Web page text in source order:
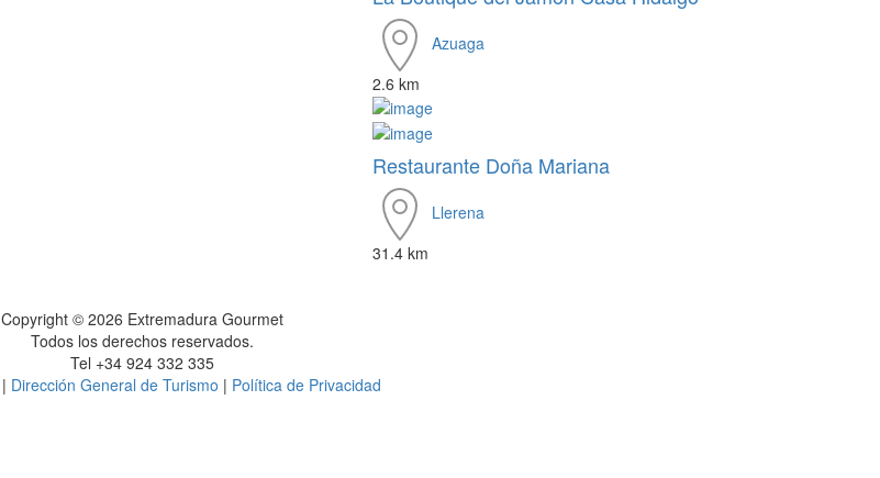
Azuaga
2.6 km
Restaurante Doña Mariana
Llerena
31.4 km
Copyright © 2026 Extremadura Gourmet
Todos los derechos reservados.
Tel +34 924 332 335
| Dirección General de Turismo | Política de Privacidad